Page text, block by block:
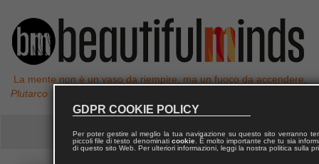
La mente non è un vaso da riempire, ma un fuoco da accendere,
Plutarco
GDPR COOKIE POLICY
Per poter gestire al meglio la tua navigazione su questo sito verranno
piccoli file di testo denominati cookie. È molto importante che tu sia
di questo sito Web. Per ulteriori informazioni, leggi la nostra politica sulla